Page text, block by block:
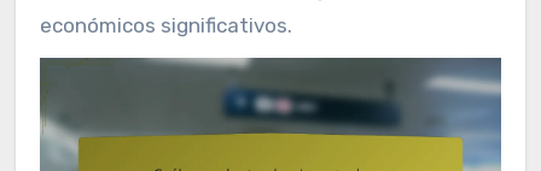
económicos significativos.